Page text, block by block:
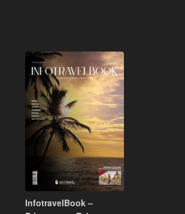
InfotravelBook –